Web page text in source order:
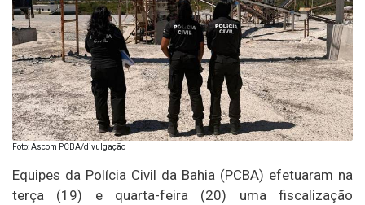
Foto: Ascom PCBA/divulgação
Equipes da Polícia Civil da Bahia (PCBA) efetuaram na
terça (19) e quarta-feira (20) uma fiscalização